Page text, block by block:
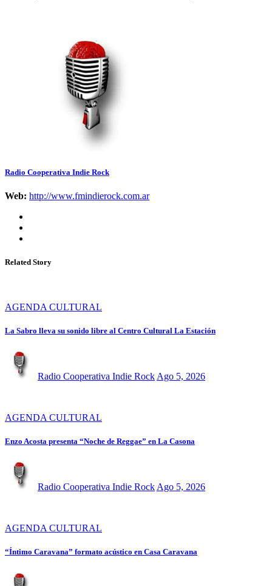
Radio Cooperativa Indie Rock
Web: http://www.fmindierock.com.ar
Related Story
AGENDA CULTURAL
La Sabro lleva su sonido libre al Centro Cultural La Estación
Radio Cooperativa Indie Rock Ago 5, 2026
AGENDA CULTURAL
Enzo Acosta presenta “Noche de Reggae” en La Casona
Radio Cooperativa Indie Rock Ago 5, 2026
AGENDA CULTURAL
“Íntimo Caravana” formato acústico en Casa Caravana